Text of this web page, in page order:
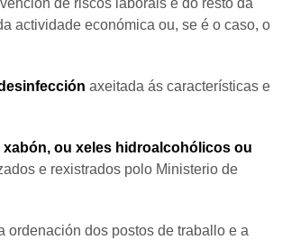
de riscos laborais e do resto da
actividade económica ou, se é o caso, o
axeitada ás características e
ou xeles hidroalcohólicos ou
e rexistrados polo Ministerio de
ordenación dos postos de traballo e a